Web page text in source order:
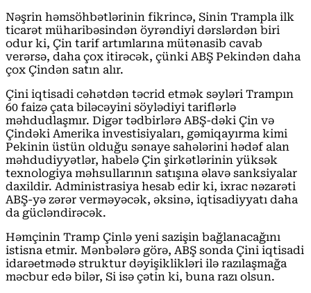
Nəşrin həmsöhbətlərinin fikrincə, Sinin Trampla ilk
ticarət müharibəsindən öyrəndiyi dərslərdən biri
odur ki, Çin tarif artımlarına mütənasib cavab
verərsə, daha çox itirəcək, çünki ABŞ Pekindən daha
çox Çindən satın alır.
Çini iqtisadi cəhətdən təcrid etmək səyləri Trampın
60 faizə çata biləcəyini söylədiyi tariflərlə
məhdudlaşmır. Digər tədbirlərə ABŞ-dəki Çin və
Çindəki Amerika investisiyaları, gəmiqayırma kimi
Pekinin üstün olduğu sənaye sahələrini hədəf alan
məhdudiyyətlər, habelə Çin şirkətlərinin yüksək
texnologiya məhsullarının satışına əlavə sanksiyalar
daxildir. Administrasiya hesab edir ki, ixrac nəzarəti
ABŞ-yə zərər verməyəcək, əksinə, iqtisadiyyatı daha
da gücləndirəcək.
Həmçinin Tramp Çinlə yeni sazişin bağlanacağını
istisna etmir. Mənbələrə görə, ABŞ sonda Çini iqtisadi
idarəetmədə struktur dəyişiklikləri ilə razılaşmağa
məcbur edə bilər, Si isə çətin ki, buna razı olsun.